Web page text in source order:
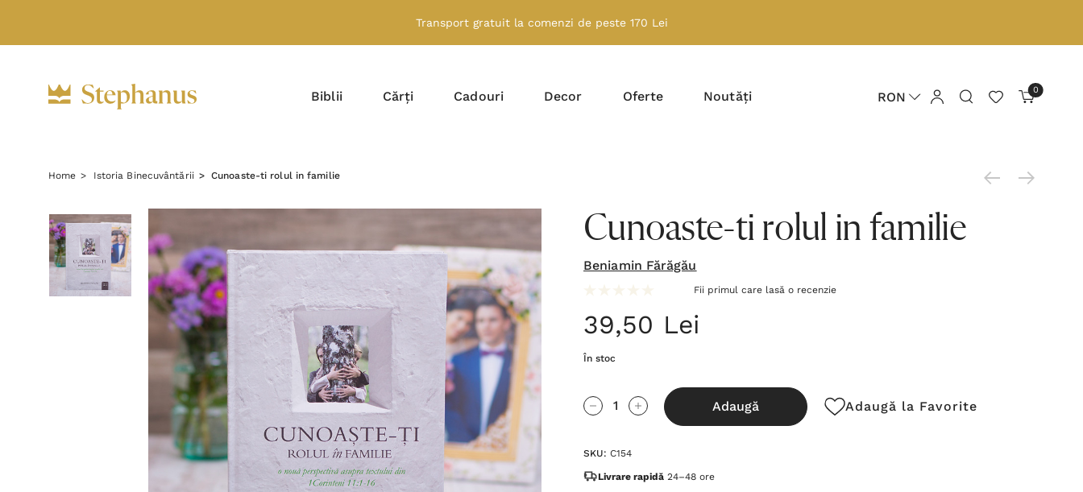
Transport gratuit la comenzi de peste 170 Lei
Biblii Cărți Cadouri Decor Oferte Noutăți RON 0
Home Istoria Binecuvântării Cunoaste-ti rolul in familie
Cunoaste-ti rolul in familie
Beniamin Fărăgău
Fii primul care lasă o recenzie
39,50 Lei
În stoc
Grăbește-
te!
curent
este:
Cantitate scăzută:Cantitate Crescută:
Adaugă Adaugă la Favorite
SKU: C154
Livrare rapidă 24–48 ore